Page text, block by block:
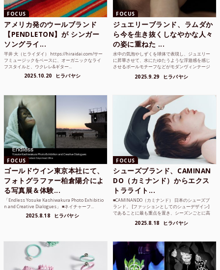
FOCUS
アメリカ発のウールブランド
【PENDLETON】が シンガー
ソングライ...
平井 大（ヒライダイ） https://hiraidai.com/サー
フミュージックをベースに、オーガニックなライ
フスタイルと、ウクレレ&ギター...
2025.10.20 ヒラバヤシ
FOCUS
ジュエリーブランド、ラムダか
ら今を生き抜くしなやかな人々
の姿に重ねた ...
水中の気泡やしずくを球体で表現し、ジュエリー
に昇華させて、水にたゆたうような浮遊感を感じ
させるボールモチーフなどがモダンヴィンテージ
2025.9.29 ヒラバヤシ
FOCUS
ゴールドウイン東京本社にて、
フォトグラファー柏倉陽介によ
る写真展＆体験...
「Endless Yosuke Kashiwakura Photo Exhibitio
n and Creative Dialogues」 ■ネイチャーフ...
2025.8.18 ヒラバヤシ
FOCUS
シューズブランド、CAMINAN
DO（カミナンド）からエクス
トラライト...
■CAMINANDO（カミナンド） 日本のシューズブ
ランド。 [ファッションとしてのシューデザイン]
であることに最も重点を置き、シーズンごとに高
2025.8.18 ヒラバヤシ